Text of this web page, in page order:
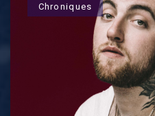
Chroniques